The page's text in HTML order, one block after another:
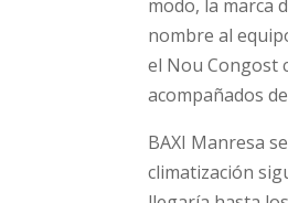
modo, la marca
nombre al
el Nou Congost
acompañados
BAXI Manresa
climatización